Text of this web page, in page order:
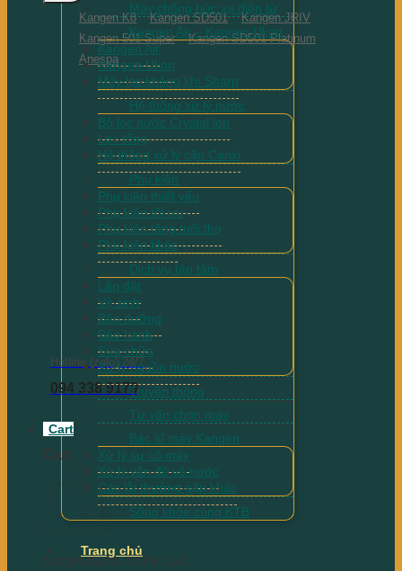
Kangen K8 Kangen SD501
Kangen JRIV
Kangen 501 Super
Kangen SD501 Platinum
Anespa
Hotline (zalo) 24/7
094 338 9179
Cart
Cart
No products in the cart.
Máy chống bức xạ điện từ
Kangen Air – Kangen Ukon
Kangen Air
Kangen Ukon
Máy lọc không khí Sharp
Hệ thống xử lý nước
Bộ lọc nước Crystal ion
Lọc tổng
Hệ thống xử lý cặn Canxi
Phụ kiện
Phụ kiện thiết yếu
Phụ kiện tối ưu
Phụ kiện tăng tuổi thọ
Phụ kiện khác
Dịch vụ tận tâm
Lắp đặt
Vệ sinh
Bảo dưỡng
Bảo hành
Sửa chữa
Xử lý nguồn nước
Truyền thông
Tư vấn chọn máy
Bác sĩ máy Kangen
Xử lý sự cố máy
Xử lý vấn đề về nước
Các lỗi thường gặp khác
Sống khỏe cùng KTB
Trang chủ